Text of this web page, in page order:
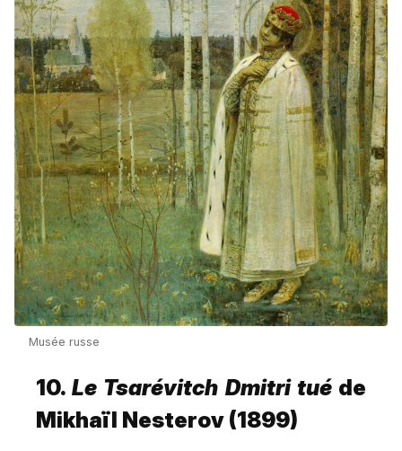
Musée russe
10.Le Tsarévitch Dmitri tué de
Mikhaïl Nesterov (1899)